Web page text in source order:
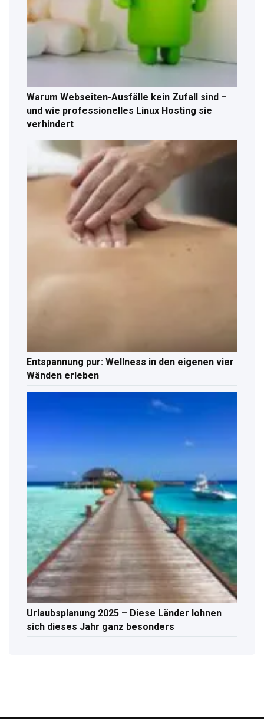
Warum Webseiten-Ausfälle kein Zufall sind –
und wie professionelles Linux Hosting sie
verhindert
Entspannung pur: Wellness in den eigenen vier
Wänden erleben
Urlaubsplanung 2025 – Diese Länder lohnen
sich dieses Jahr ganz besonders